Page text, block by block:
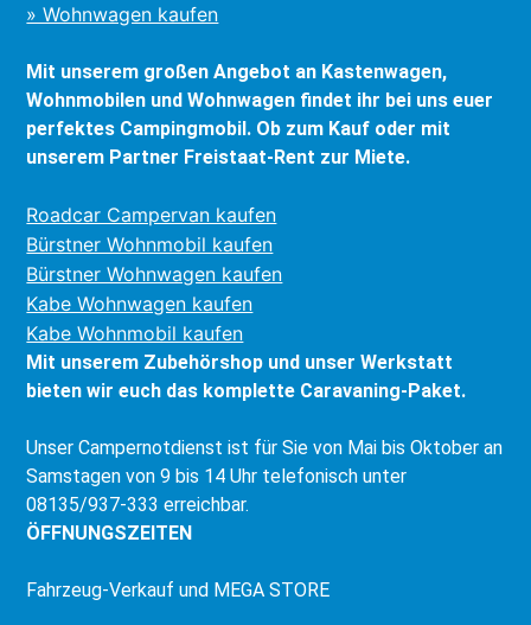
» Wohnwagen kaufen
Mit unserem großen Angebot an Kastenwagen,
Wohnmobilen und Wohnwagen findet ihr bei uns euer
perfektes Campingmobil. Ob zum Kauf oder mit
unserem Partner Freistaat-Rent zur Miete.
Roadcar Campervan kaufen
Bürstner Wohnmobil kaufen
Bürstner Wohnwagen kaufen
Kabe Wohnwagen kaufen
Kabe Wohnmobil kaufen
Mit unserem Zubehörshop und unser Werkstatt
bieten wir euch das komplette Caravaning-Paket.
Unser Campernotdienst ist für Sie von Mai bis Oktober an
Samstagen von 9 bis 14 Uhr telefonisch unter
08135/937-333 erreichbar.
ÖFFNUNGSZEITEN
Fahrzeug-Verkauf und MEGA STORE